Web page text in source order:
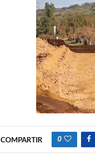
COMPARTIR 0